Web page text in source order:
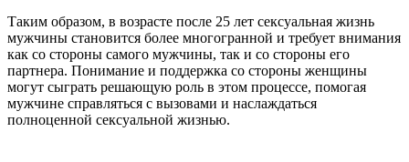
Таким образом, в возрасте после 25 лет сексуальная жизнь
мужчины становится более многогранной и требует внимания
как со стороны самого мужчины, так и со стороны его
партнера. Понимание и поддержка со стороны женщины
могут сыграть решающую роль в этом процессе, помогая
мужчине справляться с вызовами и наслаждаться
полноценной сексуальной жизнью.